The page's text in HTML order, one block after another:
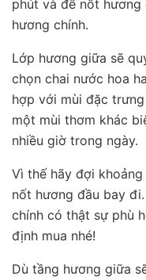
phút và để nốt
hương chính.
Lớp hương giữa sẽ
chọn chai nước hoa
hợp với mùi đặc
một mùi thơm khác
nhiều giờ trong ngày.
Vì thế hãy đợi
nốt hương đầu bay
chính có thật sự phù
định mua nhé!
Dù tầng hương giữa